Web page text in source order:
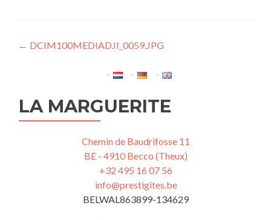
Navigation
← DCIM100MEDIADJI_0059.JPG
LA MARGUERITE
Chemin de Baudrifosse 11
BE - 4910 Becco (Theux)
+32 495 16 07 56
info@prestigites.be
BELWAL863899-134629